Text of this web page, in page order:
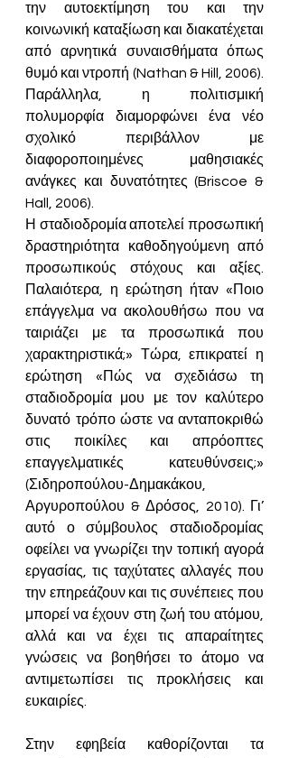
την αυτοεκτίμηση του και την
κοινωνική καταξίωση και διακατέχεται
από αρνητικά συναισθήματα όπως
θυμό και ντροπή (Nathan & Hill, 2006).
Παράλληλα, η πολιτισμική
πολυμορφία διαμορφώνει ένα νέο
σχολικό περιβάλλον με
διαφοροποιημένες μαθησιακές
ανάγκες και δυνατότητες (Briscoe &
Hall, 2006).
Η σταδιοδρομία αποτελεί προσωπική
δραστηριότητα καθοδηγούμενη από
προσωπικούς στόχους και αξίες.
Παλαιότερα, η ερώτηση ήταν «Ποιο
επάγγελμα να ακολουθήσω που να
ταιριάζει με τα προσωπικά που
χαρακτηριστικά;» Τώρα, επικρατεί η
ερώτηση «Πώς να σχεδιάσω τη
σταδιοδρομία μου με τον καλύτερο
δυνατό τρόπο ώστε να ανταποκριθώ
στις ποικίλες και απρόοπτες
επαγγελματικές κατευθύνσεις;»
(Σιδηροπούλου-Δημακάκου,
Αργυροπούλου & Δρόσος, 2010). Γι’
αυτό ο σύμβουλος σταδιοδρομίας
οφείλει να γνωρίζει την τοπική αγορά
εργασίας, τις ταχύτατες αλλαγές που
την επηρεάζουν και τις συνέπειες που
μπορεί να έχουν στη ζωή του ατόμου,
αλλά και να έχει τις απαραίτητες
γνώσεις να βοηθήσει το άτομο να
αντιμετωπίσει τις προκλήσεις και
ευκαιρίες.
Στην εφηβεία καθορίζονται τα